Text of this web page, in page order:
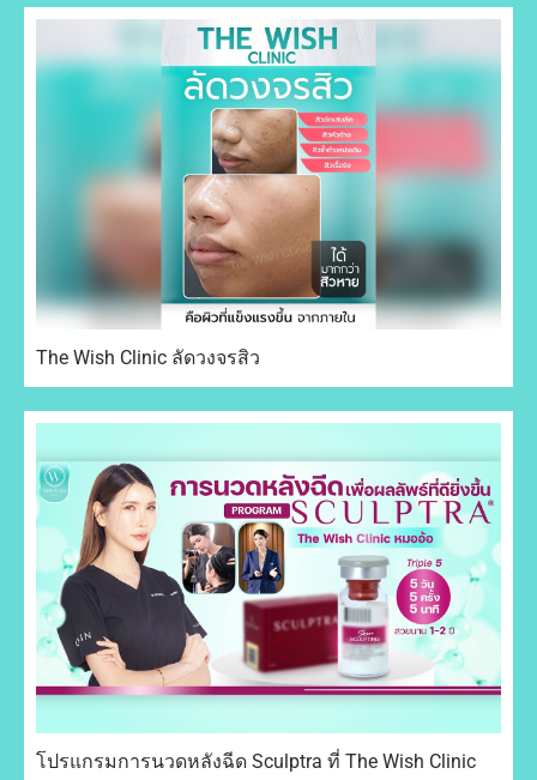
The Wish Clinic ลัดวงจรสิว
โปรแกรมการนวดหลังฉีด Sculptra ที่ The Wish Clinic